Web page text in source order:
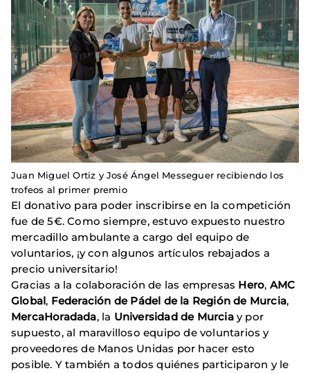
Juan Miguel Ortiz y José Ángel Messeguer recibiendo los
trofeos al primer premio
El donativo para poder inscribirse en la competición
fue de 5€. Como siempre, estuvo expuesto nuestro
mercadillo ambulante a cargo del equipo de
voluntarios, ¡y con algunos artículos rebajados a
precio universitario!
Gracias a la colaboración de las empresas Hero, AMC
Global, Federación de Pádel de la Región de Murcia,
MercaHoradada, la Universidad de Murciay por
supuesto, al maravilloso equipo de voluntarios y
proveedores de Manos Unidas por hacer esto
posible. Y también a todos quiénes participaron y le